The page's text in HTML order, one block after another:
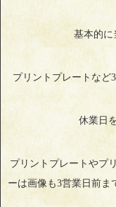
基本的に
プリントプレートなど
休業日
プリントプレートやプ
ーは画像も3営業日前ま